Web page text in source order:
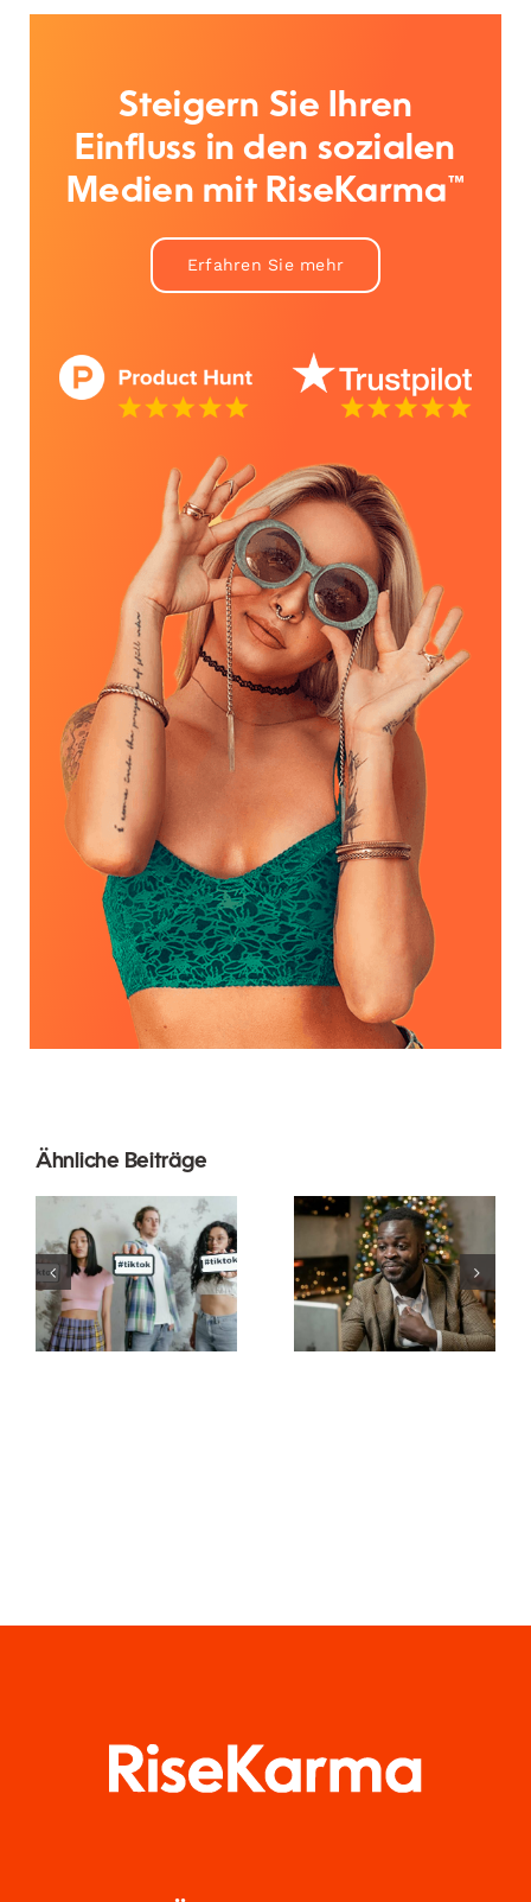
Steigern Sie Ihren
Einfluss in den sozialen
Medien mit RiseKarma™
Erfahren Sie mehr
Ähnliche Beiträge
Die besten
Video-
Editing-
Apps für
TikTok-
Wie man
Follower auf
LinkedIn
ausblendet,
um die
Privatsphäre